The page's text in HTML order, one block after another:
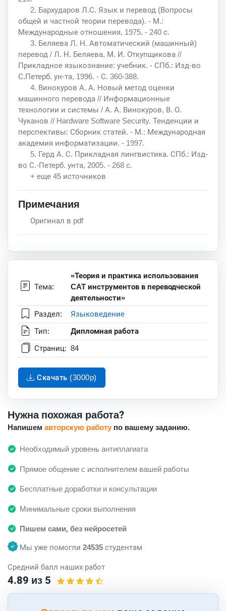
2. Бархударов Л.С. Язык и перевод (Вопросы
общей и частной теории перевода). - М.:
Международные отношения, 1975. - 240 с.
3. Беляева Л. Н. Автоматический (машинный)
перевод / Л. Н. Беляева, М. И. Откупщикова //
Прикладное языкознание: учебник. - СПб.: Изд-во
С.Петерб. ун-та, 1996. - С. 360-388.
4. Винокуров А. А. Новый метод оценки
машинного перевода // Информационные
технологии и системы / А. А. Винокуров, В. О.
Чуканов // Hardware Software Security. Тенденции и
перспективы: Сборник статей. - М.: Международная
академия информатизации. - 1997.
5. Герд А. С. Прикладная лингвистика. СПб.: Изд-
во С.-Петерб. унта, 2005. - 268 с.
+ еще 45 источников
Примечания
Оригинал в pdf
Тема:
«Теория и практика использования
CAT инструментов в переводческой
деятельности»
Раздел:
Языковедение
Тип:
Дипломная работа
Страниц: 84
Скачать (3000p)
Нужна похожая работа?
Напишем авторскую работу по вашему заданию.
Необходимый уровень антиплагиата
Прямое общение с исполнителем вашей работы
Бесплатные доработки и консультации
Минимальные сроки выполнения
Пишем сами, без нейросетей
Мы уже помогли 24535 студентам
Средний балл наших работ
4.89 из 5